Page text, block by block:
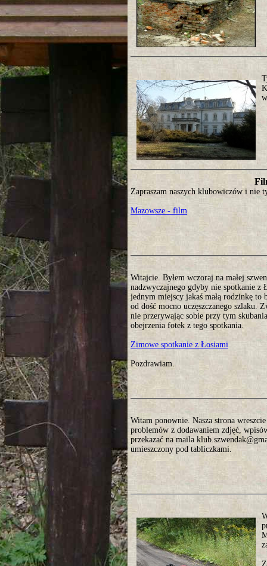
Zapraszam naszych klubowiczów i nie
Mazowsze - film
Witajcie. Byłem wczoraj na małej
nadzwyczajnego gdyby nie spotkanie
jednym miejscy jakaś małą rodzinkę to
od dość mocno uczęszczanego szlaku.
nie przerywając sobie przy tym
obejrzenia fotek z tego spotkania.
Zimowe spotkanie z Łosiami
Pozdrawiam.
Witam ponownie. Nasza strona
problemów z dodawaniem zdjęć,
przekazać na maila
umieszczony pod tabliczkami.